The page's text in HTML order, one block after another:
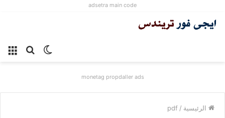
adsetra main code
بحث الوضع
monetag propdaller ads
الرئيسية /
pdf